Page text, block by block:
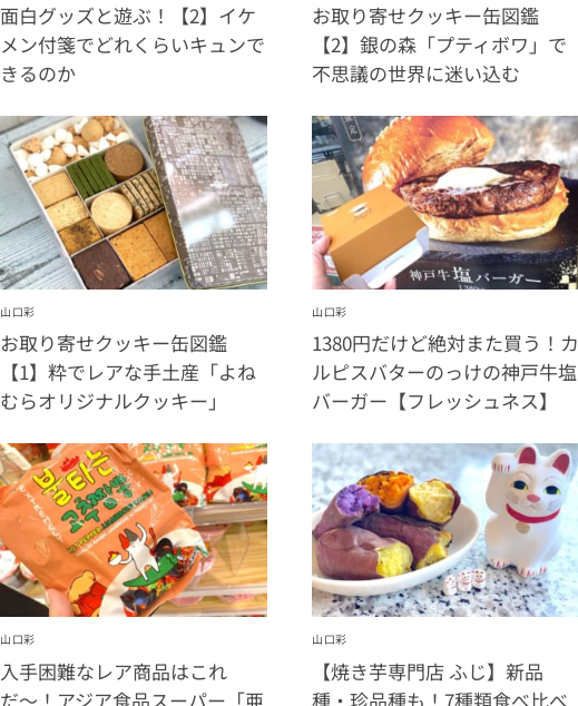
面白グッズと遊ぶ！【2】イケ
メン付箋でどれくらいキュンで
きるのか
お取り寄せクッキー缶図鑑
【2】銀の森「プティボワ」で
不思議の世界に迷い込む
山口彩
お取り寄せクッキー缶図鑑
【1】粋でレアな手土産「よね
むらオリジナルクッキー」
山口彩
1380円だけど絶対また買う！カ
ルピスバターのっけの神戸牛塩
バーガー【フレッシュネス】
山口彩
入手困難なレア商品はこれ
だ〜！アジア食品スーパー「亜
山口彩
【焼き芋専門店 ふじ】新品
種・珍品種も！7種類食べ比べ